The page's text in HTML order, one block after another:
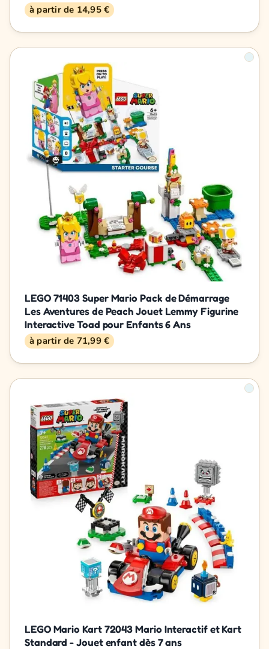
à partir de 14,95 €
LEGO 71403 Super Mario Pack de Démarrage
Les Aventures de Peach Jouet Lemmy Figurine
Interactive Toad pour Enfants 6 Ans
à partir de 71,99 €
LEGO Mario Kart 72043 Mario Interactif et Kart
Standard - Jouet enfant dès 7 ans